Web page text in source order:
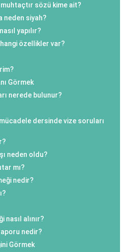
sözü kime ait?
neden siyah?
yapılır?
özellikler var?
Görmek
nerede bulunur?
mücadele dersinde vize soruları
neden oldu?
mı?
nedir?
nasıl alınır?
nedir?
Görmek